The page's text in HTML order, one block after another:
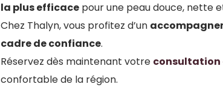
la plus efficace pour une peau douce, nette
Chez Thalyn, vous profitez d’un
cadre de confiance.
Réservez dès maintenant votre
confortable de la région.